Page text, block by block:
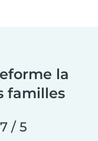
la
familles
/ 5